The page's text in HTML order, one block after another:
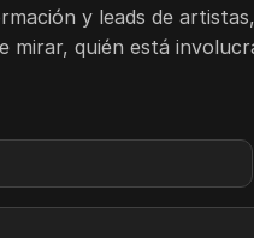
y leads de
mirar, quién está